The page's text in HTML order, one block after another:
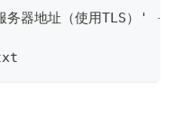
器地址（使用TLS）'